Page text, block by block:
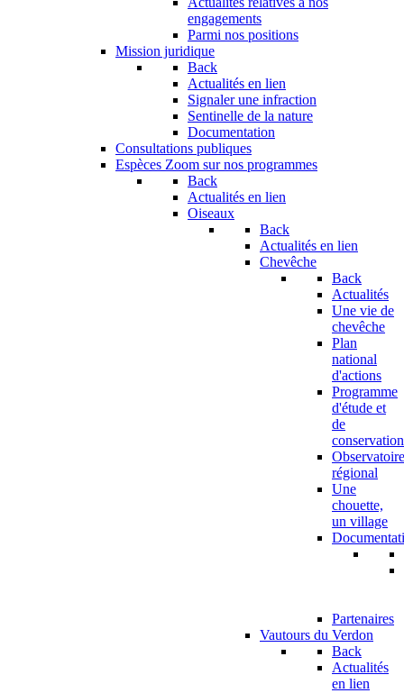
engagements
Parmi nos positions
Mission juridique
Back
Actualités en lien
Signaler une infraction
Sentinelle de la nature
Documentation
Consultations publiques
Espèces Zoom sur nos programmes
Back
Actualités en lien
Oiseaux
Back
Actualités en lien
Chevêche
Back
Actualités
Une vie de
chevêche
Plan
national
d'actions
Programme
d'étude et
de
conservation
Observatoire
régional
Une
chouette,
un village
Partenaires
Vautours du Verdon
Back
Actualités
en lien